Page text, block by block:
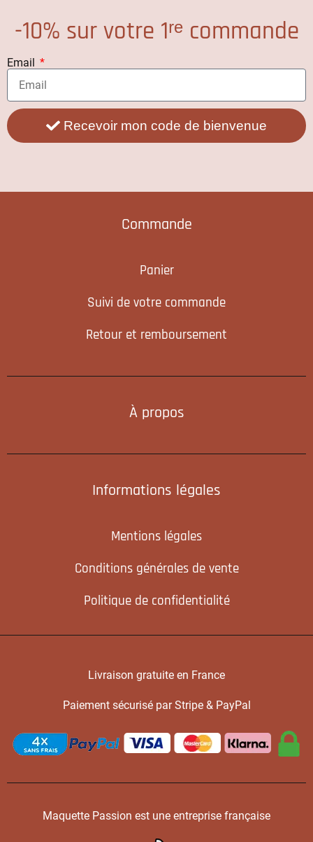
-10% sur votre 1ʳᵉ commande
Email
Recevoir mon code de bienvenue
Commande
Panier
Suivi de votre commande
Retour et remboursement
À propos
Informations légales
Mentions légales
Conditions générales de vente
Politique de confidentialité
Livraison gratuite en France
Paiement sécurisé par Stripe & PayPal
Maquette Passion est une entreprise française